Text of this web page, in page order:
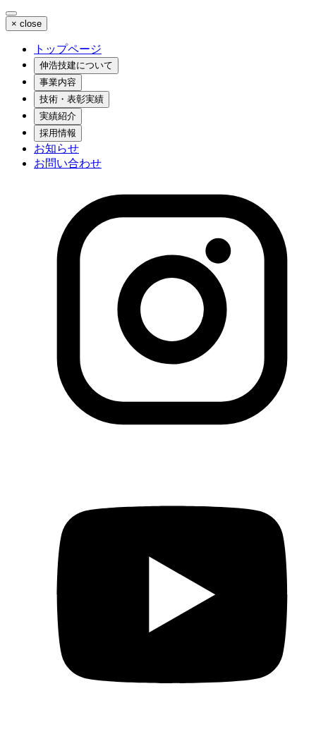
× close
トップページ
伸浩技建について
事業内容
技術・表彰実績
実績紹介
採用情報
お知らせ
お問い合わせ